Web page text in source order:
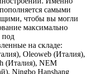
самыми
чтобы вы могли
максимально
под
на складе:
Oleoweb (Италия),
(Италия), NEM
Ningbo Hanshang